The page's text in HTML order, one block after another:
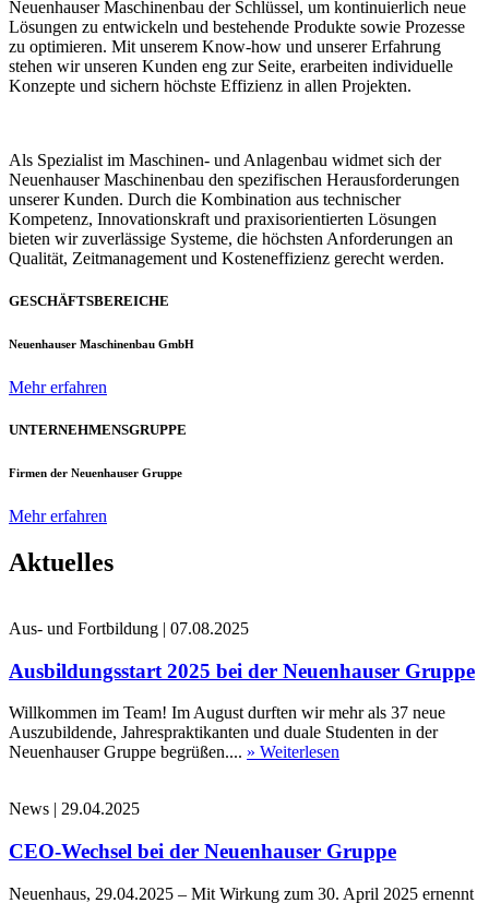
Neuenhauser Maschinenbau der Schlüssel, um kontinuierlich neue
Lösungen zu entwickeln und bestehende Produkte sowie Prozesse
zu optimieren. Mit unserem Know-how und unserer Erfahrung
stehen wir unseren Kunden eng zur Seite, erarbeiten individuelle
Konzepte und sichern höchste Effizienz in allen Projekten.
Als Spezialist im Maschinen- und Anlagenbau widmet sich der
Neuenhauser Maschinenbau den spezifischen Herausforderungen
unserer Kunden. Durch die Kombination aus technischer
Kompetenz, Innovationskraft und praxisorientierten Lösungen
bieten wir zuverlässige Systeme, die höchsten Anforderungen an
Qualität, Zeitmanagement und Kosteneffizienz gerecht werden.
GESCHÄFTSBEREICHE
Neuenhauser Maschinenbau GmbH
Mehr erfahren
UNTERNEHMENSGRUPPE
Firmen der Neuenhauser Gruppe
Mehr erfahren
Aktuelles
Aus- und Fortbildung | 07.08.2025
Ausbildungsstart 2025 bei der Neuenhauser Gruppe
Willkommen im Team! Im August durften wir mehr als 37 neue
Auszubildende, Jahrespraktikanten und duale Studenten in der
Neuenhauser Gruppe begrüßen.... » Weiterlesen
News | 29.04.2025
CEO-Wechsel bei der Neuenhauser Gruppe
Neuenhaus, 29.04.2025 – Mit Wirkung zum 30. April 2025 ernennt